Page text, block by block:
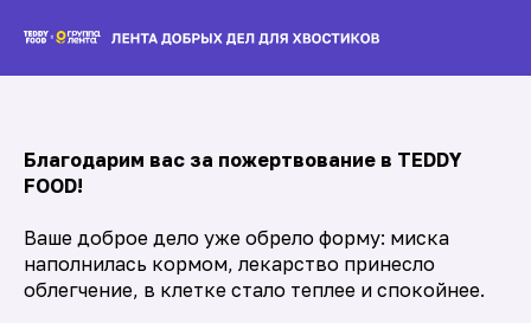
Благодарим вас за пожертвование в TEDDY
FOOD!
Ваше доброе дело уже обрело форму: миска
наполнилась кормом, лекарство принесло
облегчение, в клетке стало теплее и спокойнее.